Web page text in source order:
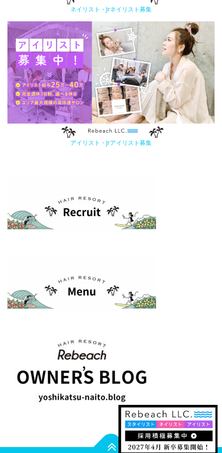
ネイリスト・Jrネイリスト募集
アイリスト・Jrアイリスト募集